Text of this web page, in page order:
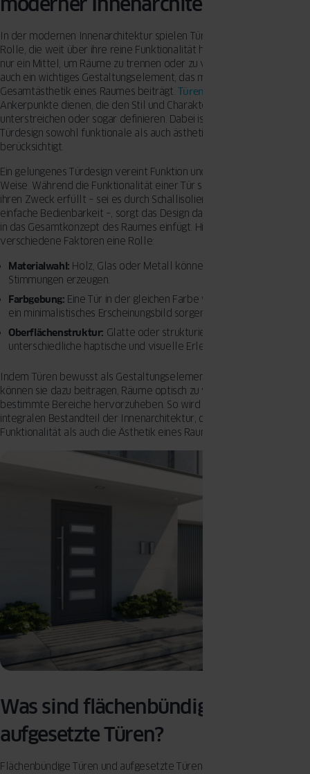
In der modernen Innenarchitektur spielen Türen eine entscheidende
Rolle, die weit über ihre reine Funktionalität hinausgeht. Sie sind nicht
nur ein Mittel, um Räume zu trennen oder zu verbinden, sondern
auch ein wichtiges Gestaltungselement, das maßgeblich zur
Gesamtästhetik eines Raumes beiträgt. Türen
Ankerpunkte dienen, die den Stil und Charakter eines Raumes
unterstreichen oder sogar definieren. Dabei ist es wichtig, dass das
Türdesign sowohl funktionale als auch ästhetische Aspekte
berücksichtigt.
Ein gelungenes Türdesign vereint Funktion und Form auf harmonische
Weise. Während die Funktionalität einer Tür sicherstellt, dass sie
ihren Zweck erfüllt – sei es durch Schallisolierung, Sicherheit oder
einfache Bedienbarkeit –, sorgt das Design dafür, dass sie sich nahtlos
in das Gesamtkonzept des Raumes einfügt. Hierbei spielen
verschiedene Faktoren eine Rolle:
Materialwahl: Holz, Glas oder Metall können unterschiedliche
Stimmungen erzeugen.
Farbgebung: Eine Tür in der gleichen Farbe wie die Wand kann für
ein minimalistisches Erscheinungsbild sorgen.
Oberflächenstruktur: Glatte oder strukturierte Oberflächen bieten
unterschiedliche haptische und visuelle Erlebnisse.
Indem Türen bewusst als Gestaltungselemente eingesetzt werden,
können sie dazu beitragen, Räume optisch zu vergrößern oder
bestimmte Bereiche hervorzuheben. So wird das Türdesign zu einem
integralen Bestandteil der Innenarchitektur, das sowohl die
Funktionalität als auch die Ästhetik eines Raumes bereichert.
Was sind flächenbündige und
aufgesetzte Türen?
Flächenbündige Türen und aufgesetzte Türen sind zwei beliebte